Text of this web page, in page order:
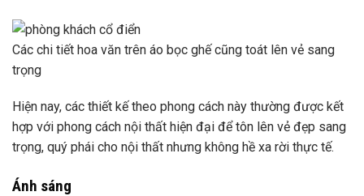
Các chi tiết hoa văn trên áo bọc ghế cũng toát lên vẻ sang
trọng
Hiện nay, các thiết kế theo phong cách này thường được kết
hợp với phong cách nội thất hiện đại để tôn lên vẻ đẹp sang
trọng, quý phái cho nội thất nhưng không hề xa rời thực tế.
Ánh sáng